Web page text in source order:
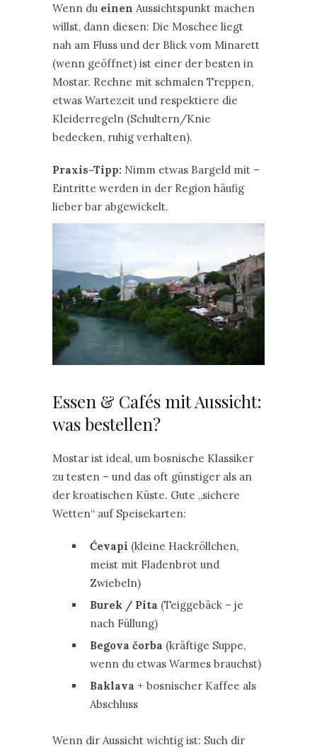
Wenn du einen Aussichtspunkt machen
willst, dann diesen: Die Moschee liegt
nah am Fluss und der Blick vom Minarett
(wenn geöffnet) ist einer der besten in
Mostar. Rechne mit schmalen Treppen,
etwas Wartezeit und respektiere die
Kleiderregeln (Schultern/Knie
bedecken, ruhig verhalten).
Praxis-Tipp: Nimm etwas Bargeld mit –
Eintritte werden in der Region häufig
lieber bar abgewickelt.
Essen & Cafés mit Aussicht:
was bestellen?
Mostar ist ideal, um bosnische Klassiker
zu testen – und das oft günstiger als an
der kroatischen Küste. Gute „sichere
Wetten“ auf Speisekarten:
Ćevapi (kleine Hackröllchen,
meist mit Fladenbrot und
Zwiebeln)
Burek / Pita (Teiggebäck – je
nach Füllung)
Begova čorba (kräftige Suppe,
wenn du etwas Warmes brauchst)
Baklava + bosnischer Kaffee als
Abschluss
Wenn dir Aussicht wichtig ist: Such dir